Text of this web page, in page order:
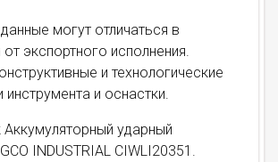
могут отличаться в
экспортного исполнения.
и технологические
и оснастки.
Аккумуляторный ударный
INDUSTRIAL CIWLI20351.